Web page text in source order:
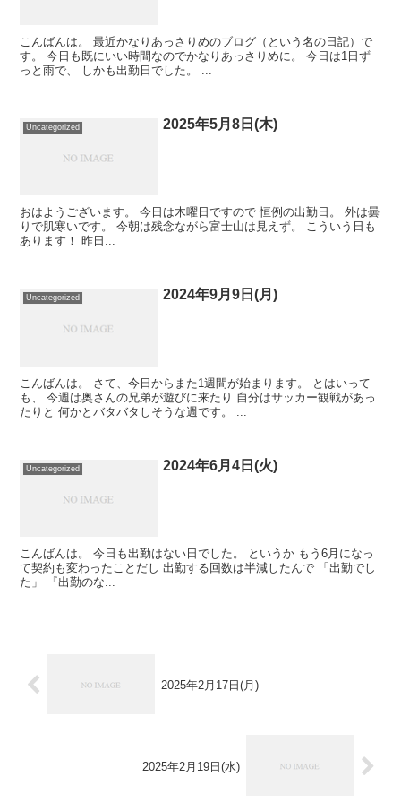
こんばんは。 最近かなりあっさりめのブログ（という名の日記）で
す。 今日も既にいい時間なのでかなりあっさりめに。 今日は1日ず
っと雨で、 しかも出勤日でした。 ...
Uncategorized 2025年5月8日(木)
おはようございます。 今日は木曜日ですので 恒例の出勤日。 外は曇
りで肌寒いです。 今朝は残念ながら富士山は見えず。 こういう日も
あります！ 昨日...
Uncategorized 2024年9月9日(月)
こんばんは。 さて、今日からまた1週間が始まります。 とはいって
も、 今週は奥さんの兄弟が遊びに来たり 自分はサッカー観戦があっ
たりと 何かとバタバタしそうな週です。 ...
Uncategorized 2024年6月4日(火)
こんばんは。 今日も出勤はない日でした。 というか もう6月になっ
て契約も変わったことだし 出勤する回数は半減したんで 「出勤でし
た」 『出勤のな...
2025年2月17日(月)
2025年2月19日(水)